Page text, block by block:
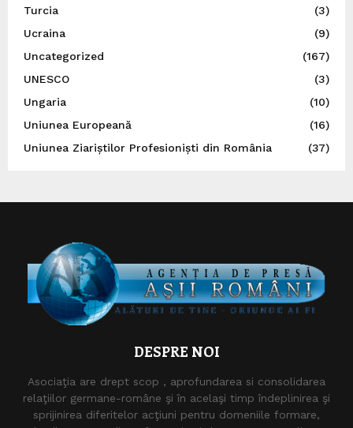
Turcia
(3)
Ucraina
(9)
Uncategorized
(167)
UNESCO
(3)
Ungaria
(10)
Uniunea Europeană
(16)
Uniunea Ziariștilor Profesioniști din România
(37)
DESPRE NOI
Asociaţia are drept scop , aprofundarea si consolidarea
relaţiilor germane-române şi în acelaşi timp îndeplinirea şi
sprijinirea diferitelor acţiuni pentru domeniile formare,